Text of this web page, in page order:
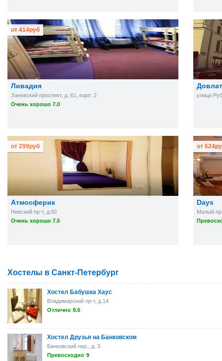
Ливадия
Заневский проспект, д. 61, корп. 2
Очень хорошо 7.0
от 414руб
улица
Атмосферик
Невский пр-т, д.92
Очень хорошо 7.5
от 299руб
Days
Малый
от 624
Хостелы в Санкт-Петербург
Хостел Бабушка Хаус
Владимирский пр-т, д.14
Отлично 8.6
Хостел Друзья на Банковском
Банковский пер., д. 3
Превосходно 9